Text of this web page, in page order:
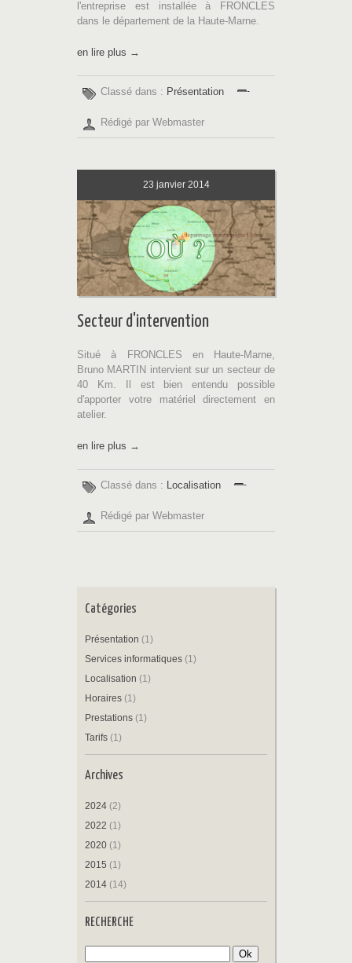
l'entreprise est installée à FRONCLES
dans le département de la Haute-Marne.
en lire plus →
Classé dans : Présentation
Rédigé par Webmaster
23 janvier 2014
Secteur d'intervention
Situé à FRONCLES en Haute-Marne,
Bruno MARTIN intervient sur un secteur de
40 Km. Il est bien entendu possible
d'apporter votre matériel directement en
atelier.
en lire plus →
Classé dans : Localisation
Rédigé par Webmaster
Catégories
Présentation (1)
Services informatiques (1)
Localisation (1)
Horaires (1)
Prestations (1)
Tarifs (1)
Archives
2024 (2)
2022 (1)
2020 (1)
2015 (1)
2014 (14)
RECHERCHE